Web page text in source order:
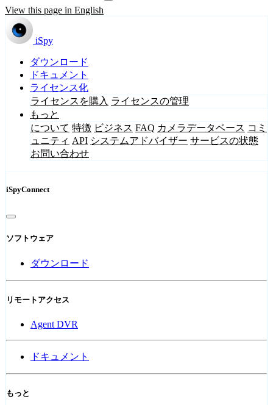
View this page in English
iSpy
ダウンロード
ドキュメント
ライセンス化
ライセンスを購入 ライセンスの管理
もっと
について 特徴 ビジネス FAQ カメラデータベース コミ
ュニティ API システムアドバイザー サービスの状態
お問い合わせ
iSpyConnect
ソフトウェア
ダウンロード
リモートアクセス
Agent DVR
ドキュメント
もっと